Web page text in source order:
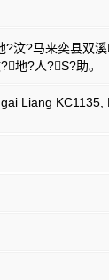
汶?马来奕县双
地?人?S?助。
Liang KC1135,